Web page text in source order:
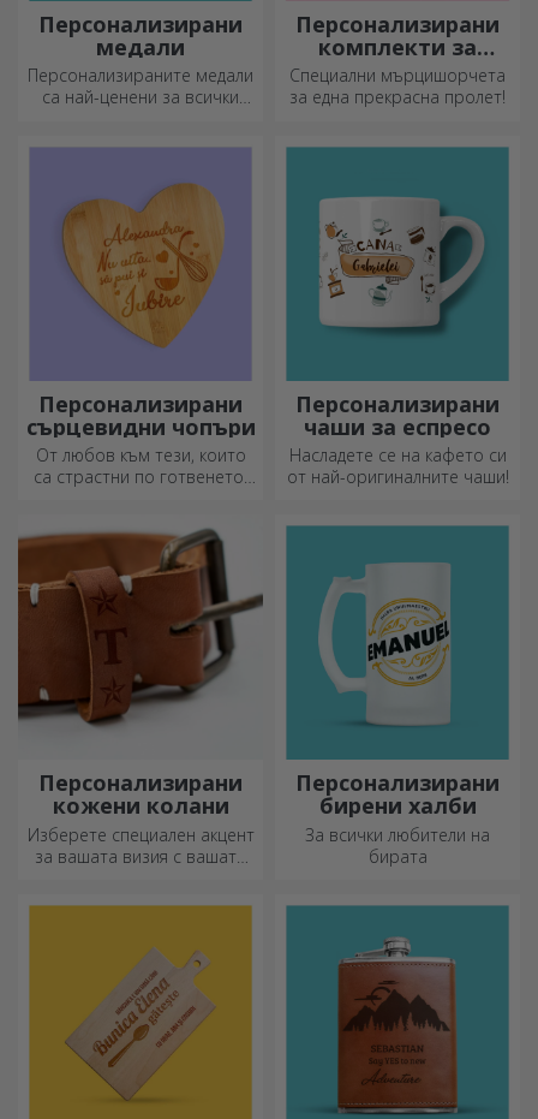
Персонализирани
медали
Персонализираните медали
са най-ценени за всички
Персонализирани
комплекти за
засаждане на
пирамидални
цветя
Специални мърцишорчета
за една прекрасна пролет!
Персонализирани
сърцевидни чопъри
От любов към тези, които
са страстни по готвенето,
умелите домакини.
Персонализирани
чаши за еспресо
Насладете се на кафето си
от най-оригиналните чаши!
Персонализирани
кожени колани
Изберете специален акцент
за вашата визия с вашата
стил!
Персонализирани
бирени халби
За всички любители на
бирата